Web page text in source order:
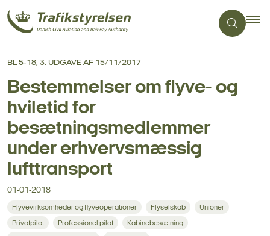
BL 5-18, 3. UDGAVE AF 15/11/2017
Bestemmelser om flyve- og
hviletid for
besætningsmedlemmer
under erhvervsmæssig
lufttransport
01-01-2018
Flyvevirksomheder og flyveoperationer Flyselskab Unioner
Privatpilot Professionel pilot Kabinebesætning